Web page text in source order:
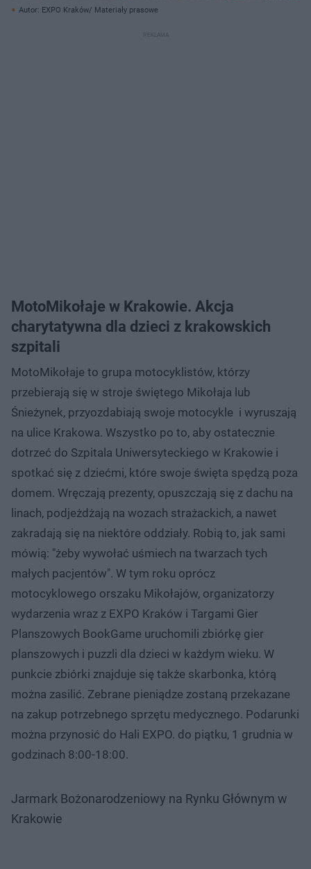
Autor: EXPO Kraków/ Materiały prasowe
MotoMikołaje w Krakowie. Akcja
charytatywna dla dzieci z krakowskich
szpitali
MotoMikołaje to grupa motocyklistów, którzy
przebierają się w stroje świętego Mikołaja lub
Śnieżynek, przyozdabiają swoje motocykle i wyruszają
na ulice Krakowa. Wszystko po to, aby ostatecznie
dotrzeć do Szpitala Uniwersyteckiego w Krakowie i
spotkać się z dziećmi, które swoje święta spędzą poza
domem. Wręczają prezenty, opuszczają się z dachu na
linach, podjeżdżają na wozach strażackich, a nawet
zakradają się na niektóre oddziały. Robią to, jak sami
mówią: "żeby wywołać uśmiech na twarzach tych
małych pacjentów". W tym roku oprócz
motocyklowego orszaku Mikołajów, organizatorzy
wydarzenia wraz z EXPO Kraków i Targami Gier
Planszowych BookGame uruchomili zbiórkę gier
planszowych i puzzli dla dzieci w każdym wieku. W
punkcie zbiórki znajduje się także skarbonka, którą
można zasilić. Zebrane pieniądze zostaną przekazane
na zakup potrzebnego sprzętu medycznego. Podarunki
można przynosić do Hali EXPO. do piątku, 1 grudnia w
godzinach 8:00-18:00.
Jarmark Bożonarodzeniowy na Rynku Głównym w
Krakowie